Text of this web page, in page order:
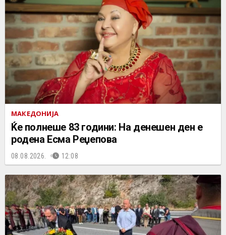
МАКЕДОНИЈА
Ќе полнеше 83 години: На денешен ден е
родена Есма Реџепова
08.08.2026. 12:08